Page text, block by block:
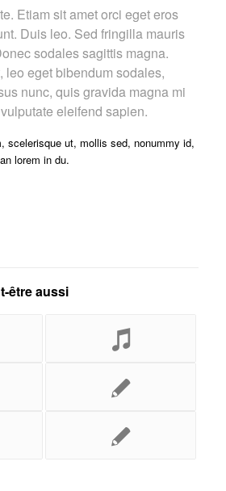
Etiam sit amet orci eget eros
Duis leo. Sed fringilla mauris
sodales sagittis magna.
leo eget bibendum sodales,
nunc, quis gravida magna mi
eleifend sapien.
scelerisque ut, mollis sed, nonummy id,
lorem in du.
être aussi